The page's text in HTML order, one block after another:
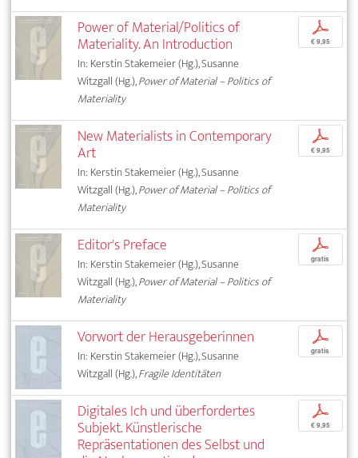
Power of Material/Politics of
Materiality. An Introduction
In: Kerstin Stakemeier (Hg.), Susanne
Witzgall (Hg.),Power of Material – Politics of
Materiality
p
€ 9,95
New Materialists in Contemporary
Art
In: Kerstin Stakemeier (Hg.), Susanne
Witzgall (Hg.),Power of Material – Politics of
Materiality
p
€ 9,95
Editor's Preface
In: Kerstin Stakemeier (Hg.), Susanne
Witzgall (Hg.),Power of Material – Politics of
Materiality
p
gratis
Vorwort der Herausgeberinnen
In: Kerstin Stakemeier (Hg.), Susanne
Witzgall (Hg.),Fragile Identitäten
p
gratis
Digitales Ich und überfordertes
Subjekt. Künstlerische
Repräsentationen des Selbst und
p
€ 9,95